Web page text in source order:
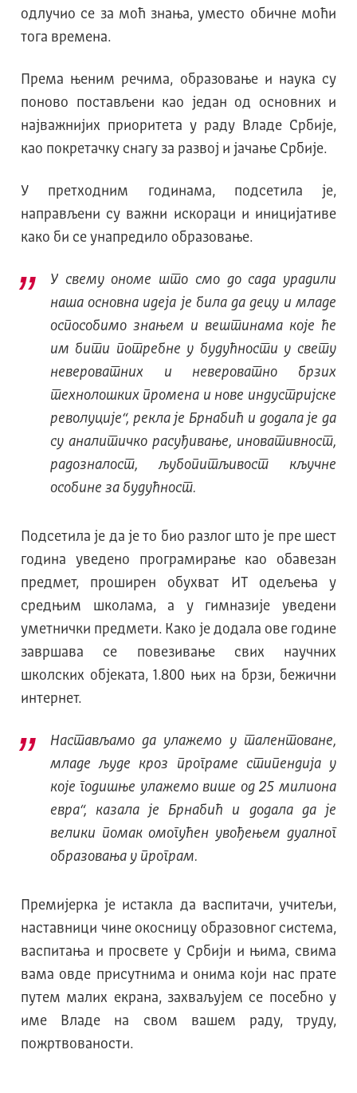
одлучио се за моћ знања, уместо обичне моћи
тога времена.
Према њеним речима, образовање и наука су
поново постављени као један од основних и
најважнијих приоритета у раду Владе Србије,
као покретачку снагу за развој и јачање Србије.
У претходним годинама, подсетила је,
направљени су важни искораци и иницијативе
како би се унапредило образовање.
У свему ономе што смо до сада урадили
наша основна идеја је била да децу и младе
оспособимо знањем и вештинама које ће
им бити потребне у будућности у свету
невероватних и невероватно брзих
технолошких промена и нове индустријске
револуције“, рекла је Брнабић и додала је да
су аналитичко расуђивање, иновативност,
радозналост, љубопитљивост кључне
особине за будућност.
Подсетила је да је то био разлог што је пре шест
година уведено програмирање као обавезан
предмет, проширен обухват ИТ одељења у
средњим школама, а у гимназије уведени
уметнички предмети. Како је додала ове године
завршава се повезивање свих научних
школских објеката, 1.800 њих на брзи, бежични
интернет.
Настављамо да улажемо у талентоване,
младе људе кроз програме стипендија у
које годишње улажемо више од 25 милиона
евра“, казала је Брнабић и додала да је
велики помак омогућен увођењем дуалног
образовања у програм.
Премијерка је истакла да васпитачи, учитељи,
наставници чине окосницу образовног система,
васпитања и просвете у Србији и њима, свима
вама овде присутнима и онима који нас прате
путем малих екрана, захваљујем се посебно у
име Владе на свом вашем раду, труду,
пожртвованости.